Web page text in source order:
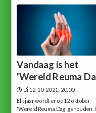
Vandaag is het
'Wereld Reuma
Di 12-10-2021, 20:00
Elk jaar wordt er op 12 oktober
'Wereld Reuma Dag' gehouden.